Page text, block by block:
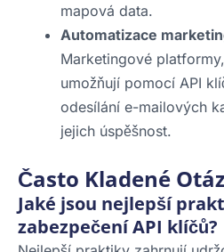
mapová data.
Automatizace
Marketingové
umožňují pomocí API
odesílání e-mailových
jejich úspěšnost.
Často Kladené
Jaké jsou nejlepší
zabezpečení API klíčů?